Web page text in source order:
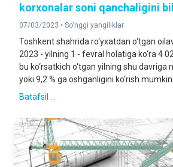
korxonalar soni qanchaligini
07/03/2023 • So'nggi yangiliklar
Toshkent shahrida ro‘yxatdan o‘tgan
2023 - yilning 1 - fevral holatiga ko‘ra 4
bu ko‘rsatkich o‘tgan yilning shu davriga
yoki 9,2 % ga oshganligini ko‘rish mumkin.
Batafsil ...